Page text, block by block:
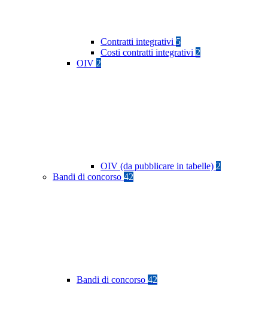
Contratti integrativi 5
Costi contratti integrativi 2
OIV 2
OIV (da pubblicare in tabelle) 2
Bandi di concorso 42
Bandi di concorso 42